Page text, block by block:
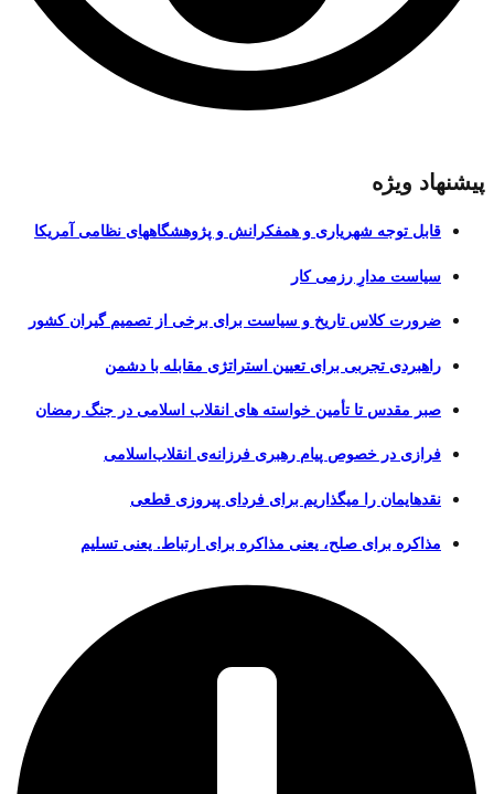
پیشنهاد ویژه
قابل توجه شهریاری و همفکرانش و پژوهشگاههای نظامی آمریکا
سیاست مدارِ رزمی کار
ضرورت کلاس تاریخ و سیاست برای برخی از تصمیم گیران کشور
راهبردی تجربی برای تعیین استراتژی مقابله با دشمن
صبر مقدس تا تأمین خواسته های انقلاب اسلامی در جنگ رمضان
فرازی در خصوص پیام رهبری فرزانه‌ی انقلاب‌اسلامی
نقدهایمان را میگذاریم برای فردای پیروزی قطعی
مذاکره برای صلح، یعنی مذاکره برای ارتباط. یعنی تسلیم